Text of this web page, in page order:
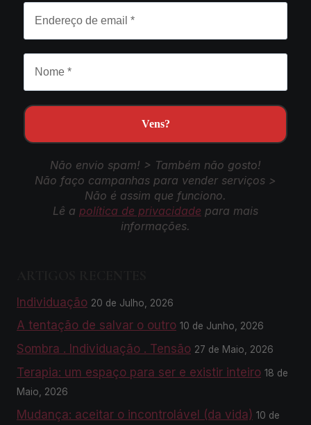
Não envio spam! > Também não gosto!
Não faço campanhas para vender serviços >
Não é assim que funciono.
Lê a política de privacidade para mais
informações.
Individuação 20 de Julho, 2026
A tentação de salvar o outro 10 de Junho, 2026
Sombra . Individuação . Tensão 27 de Maio, 2026
Terapia: um espaço para ser e existir inteiro 18 de
Maio, 2026
Mudança: aceitar o incontrolável (da vida) 10 de